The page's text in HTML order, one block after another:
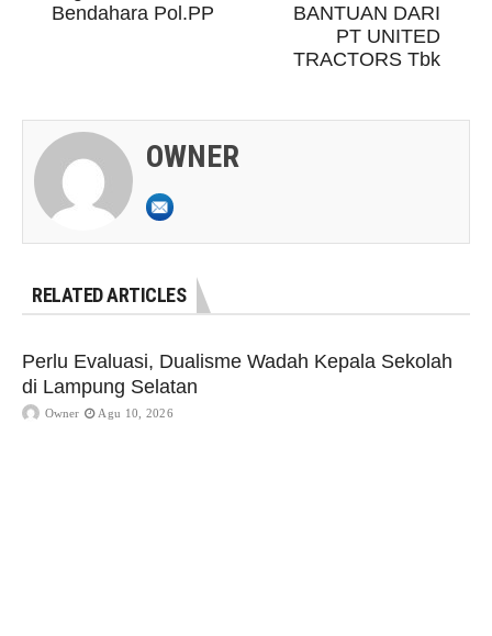
Bendahara Pol.PP
BANTUAN DARI
PT UNITED
TRACTORS Tbk
OWNER
RELATED ARTICLES
Perlu Evaluasi, Dualisme Wadah Kepala Sekolah
di Lampung Selatan
Owner Agu 10, 2026